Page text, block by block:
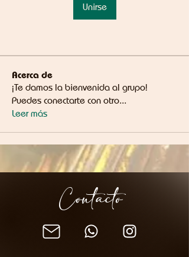
Unirse
Acerca de
¡Te damos la bienvenida al grupo!
Puedes conectarte con otro...
Leer más
Contacto